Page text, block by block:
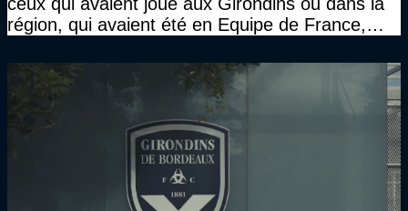
ceux qui avaient joué aux Girondins ou dans la
région, qui avaient été en Equipe de France,